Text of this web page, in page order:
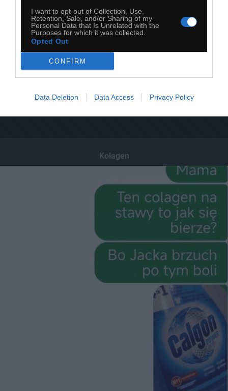
I want to opt-out of Collection, Use,
Retention, Sale, and/or Sharing of my
Personal Data that Is Unrelated with the
Purposes for which it was collected.
Opted Out
CONFIRM
Data Deletion Data Access Privacy Policy
Kolagen